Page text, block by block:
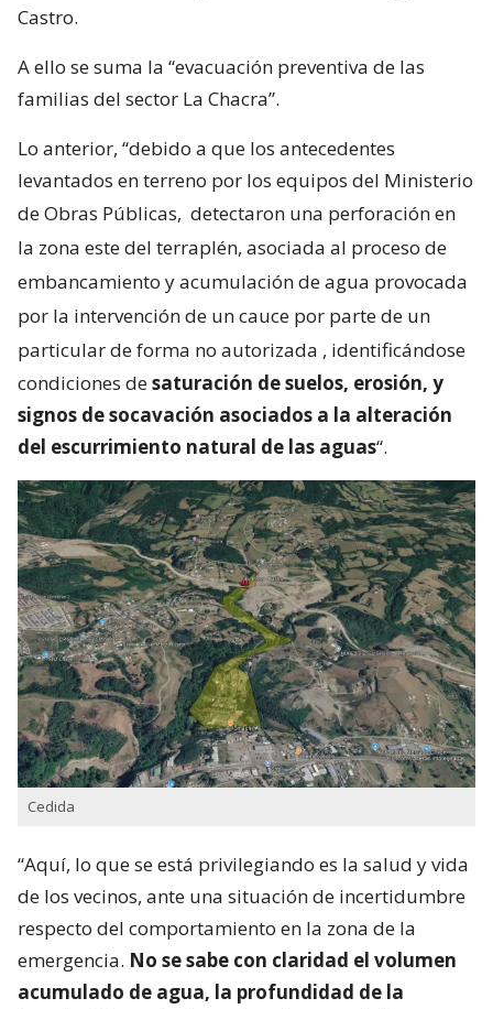
Castro.
A ello se suma la “evacuación preventiva de las
familias del sector La Chacra”.
Lo anterior, “debido a que los antecedentes
levantados en terreno por los equipos del Ministerio
de Obras Públicas, detectaron una perforación en
la zona este del terraplén, asociada al proceso de
embancamiento y acumulación de agua provocada
por la intervención de un cauce por parte de un
particular de forma no autorizada , identificándose
condiciones desaturación de suelos, erosión, y
signos de socavación asociados a la alteración
del escurrimiento natural de las aguas“.
Cedida
“Aquí, lo que se está privilegiando es la salud y vida
de los vecinos, ante una situación de incertidumbre
respecto del comportamiento en la zona de la
emergencia. No se sabe con claridad el volumen
acumulado de agua, la profundidad de la